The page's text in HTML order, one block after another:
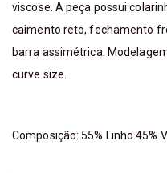
viscose. A peça possui
caimento reto, fechamento
barra assimétrica.
curve size.
Composição: 55% Linho 45%